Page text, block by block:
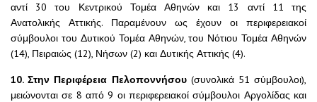
αντί 30 του Κεντρικού Τομέα Αθηνών και 13 αντί 11 της
Ανατολικής Αττικής. Παραμένουν ως έχουν οι περιφερειακοί
σύμβουλοι του Δυτικού Τομέα Αθηνών, του Νότιου Τομέα Αθηνών
(14), Πειραιώς (12), Νήσων (2) και Δυτικής Αττικής (4).
10. Στην Περιφέρεια Πελοποννήσου(συνολικά 51 σύμβουλοι),
μειώνονται σε 8 από 9 οι περιφερειακοί σύμβουλοι Αργολίδας και